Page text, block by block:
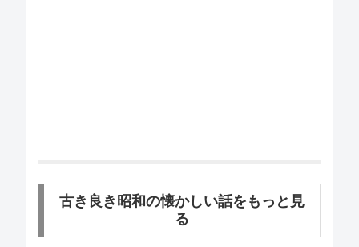
古き良き昭和の懐かしい話をもっと見
る